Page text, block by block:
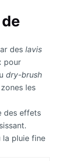
des lavis
pour
dry-brush
les
des effets
la pluie fine